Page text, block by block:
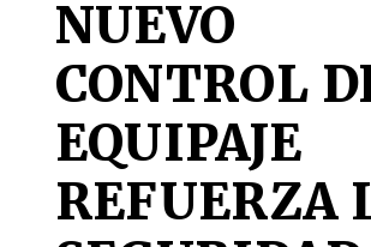
NUEVO
CONTROL
EQUIPAJE
REFUERZA